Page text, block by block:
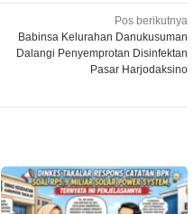
Pos berikutnya
Babinsa Kelurahan Danukusuman
Dalangi Penyemprotan Disinfektan
Pasar Harjodaksino